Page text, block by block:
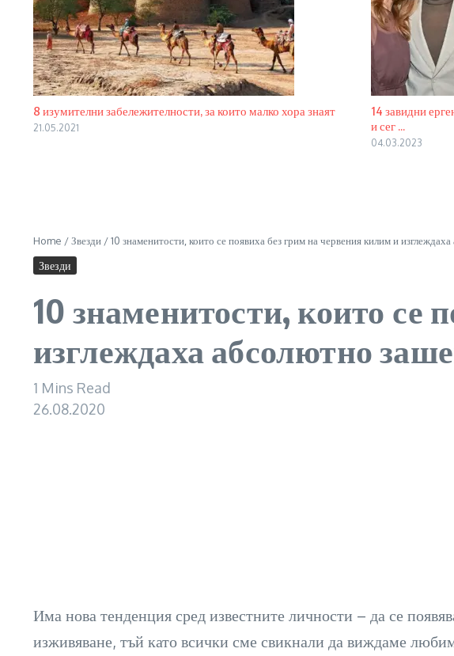
8 изумителни забележителности, за които малко хора знаят
21.05.2021
14 завидни
и сег ...
04.03.2023
Home /Звезди /10 знаменитости, които се появиха без грим на червения килим и
Звезди
10 знаменитости, които се
изглеждаха абсолютно
1 Mins Read
26.08.2020
Има нова тенденция сред известните личности – да се
изживяване, тъй като всички сме свикнали да виждаме